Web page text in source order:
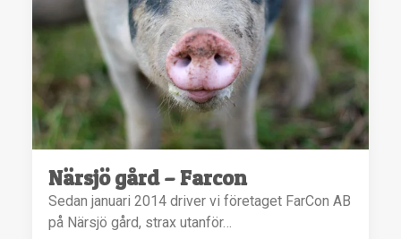
Närsjö gård – Farcon
Sedan januari 2014 driver vi företaget FarCon AB
på Närsjö gård, strax utanför…